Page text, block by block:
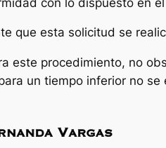
que esta solicitud se
este procedimiento, no
un tiempo inferior no